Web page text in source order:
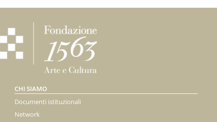
CHI SIAMO
Documenti istituzionali
Network